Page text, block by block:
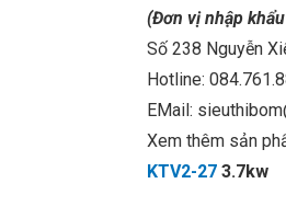
(Đơn vị nhập
Số 238 Nguyễn
Hotline:
EMail:
Xem thêm sản
KTV2-27 3.7kw